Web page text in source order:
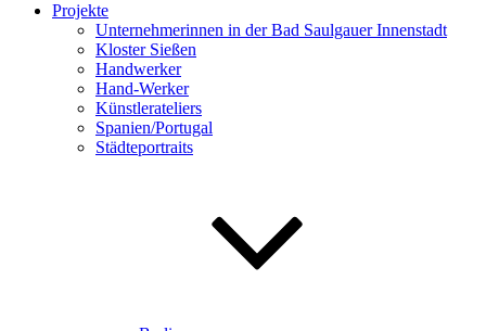
Projekte
Unternehmerinnen in der Bad Saulgauer Innenstadt
Kloster Sießen
Handwerker
Hand-Werker
Künstlerateliers
Spanien/Portugal
Städteportraits